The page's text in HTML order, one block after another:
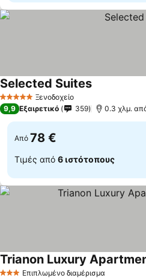
5 Αστέρια Ξενοδοχείο
Selected SuitesΕμφάνιση
9,9 Εξαιρετικό 359 0.3 χλμ.
Από 78 €
Τιμές από 6 ιστότοπους
Επιπλωμένο διαμέρισμα
Trianon Luxury